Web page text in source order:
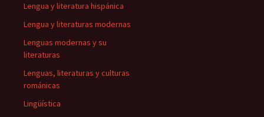
Lengua y literatura hispánica
Lengua y literaturas modernas
Lenguas modernas y su
literaturas
Lenguas, literaturas y culturas
románicas
Lingüística